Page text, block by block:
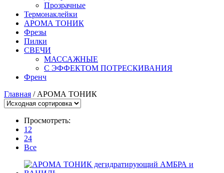
Прозрачные
Термонаклейки
АРОМА ТОНИК
Фрезы
Пилки
СВЕЧИ
МАССАЖНЫЕ
С ЭФФЕКТОМ ПОТРЕСКИВАНИЯ
Френч
Главная / АРОМА ТОНИК
Просмотреть:
12
24
Все